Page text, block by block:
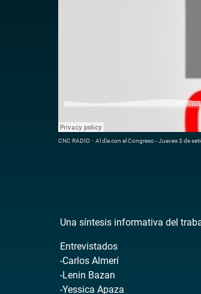
CNC RADIO · Al día con el Congreso - Jueves 3 de
Una síntesis informativa del
Entrevistados
-Carlos Almerí
-Lenin Bazan
-Yessica Apaza